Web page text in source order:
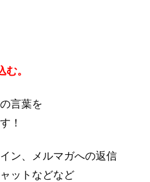
。
言葉を
！
ン、メルマガへの返信
ットなどなど